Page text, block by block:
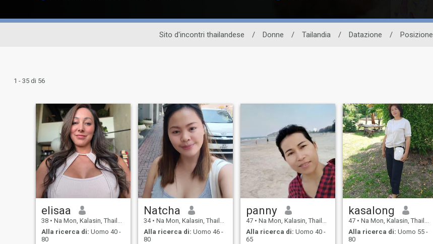
Sito d'incontri thailandese / Donne / Tailandia / Datazione / Posizione
1 - 35 di 56
elisaa
38 • Na Mon, Kalasin, Thailandia
Alla ricerca di: Uomo 40 -
80
Natcha
34 • Na Mon, Kalasin, Thailandia
Alla ricerca di: Uomo 46 -
80
panny
47 • Na Mon, Kalasin, Thailandia
Alla ricerca di: Uomo 40 -
65
kasalong
47 • Na Mon, Kalasin, Thailandia
Alla ricerca di: Uomo 55 -
80